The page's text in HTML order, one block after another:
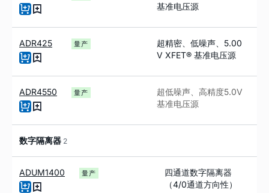
基准电压源
ADR425 量产
超精密、低噪声、5.00
V XFET® 基准电压源
ADR4550 量产 超低噪声、高精度5.0V
基准电压源
数字隔离器 2
ADUM1400 量产
四通道数字隔离器
（4/0通道方向性）